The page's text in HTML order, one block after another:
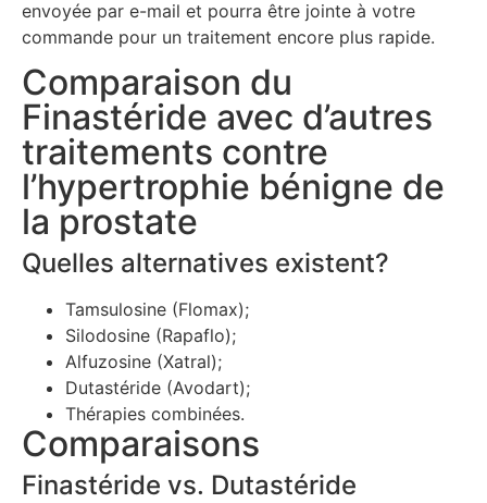
envoyée par e-mail et pourra être jointe à votre
commande pour un traitement encore plus rapide.
Comparaison du
Finastéride avec d’autres
traitements contre
l’hypertrophie bénigne de
la prostate
Quelles alternatives existent?
Tamsulosine (Flomax);
Silodosine (Rapaflo);
Alfuzosine (Xatral);
Dutastéride (Avodart);
Thérapies combinées.
Comparaisons
Finastéride vs. Dutastéride